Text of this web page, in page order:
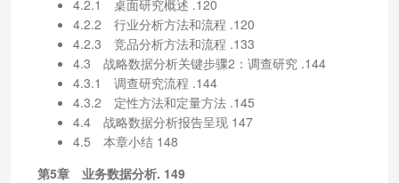
4.2.1 桌面研究概述 .120
4.2.2 行业分析方法和流程 .120
4.2.3 竞品分析方法和流程 .133
4.3 战略数据分析关键步骤2：调查研究 .144
4.3.1 调查研究流程 .144
4.3.2 定性方法和定量方法 .145
4.4 战略数据分析报告呈现 147
4.5 本章小结 148
第5章 业务数据分析. 149